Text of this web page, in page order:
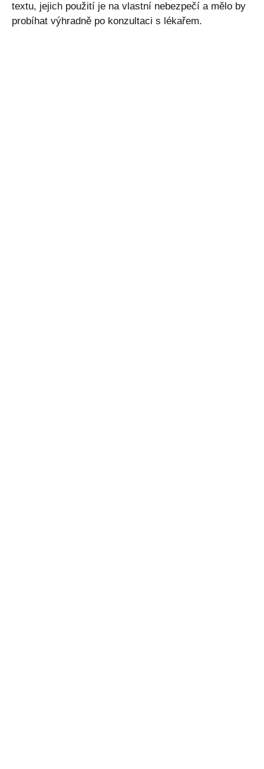
textu, jejich použití je na vlastní nebezpečí a mělo by
probíhat výhradně po konzultaci s lékařem.